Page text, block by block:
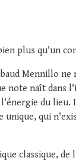
plus qu'un
Mennillo ne
note naît dans
du lieu.
unique, qui
classique,